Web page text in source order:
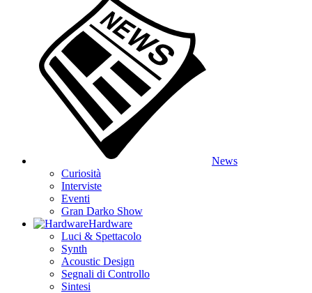
News
Curiosità
Interviste
Eventi
Gran Darko Show
Hardware
Luci & Spettacolo
Synth
Acoustic Design
Segnali di Controllo
Sintesi